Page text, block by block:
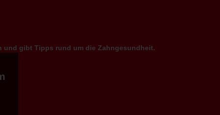
und gibt Tipps rund um die Zahngesundheit.